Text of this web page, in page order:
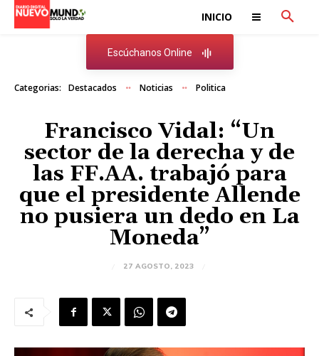
INICIO
Escúchanos Online
Categorias: Destacados Noticias Politica
Francisco Vidal: “Un
sector de la derecha y de
las FF.AA. trabajó para
que el presidente Allende
no pusiera un dedo en La
Moneda”
27 AGOSTO, 2023